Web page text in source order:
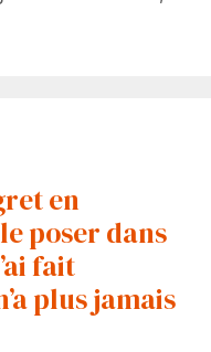
en
poser dans
fait
plus jamais